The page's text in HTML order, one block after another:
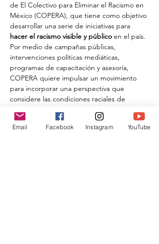
de El Colectivo para Eliminar el Racismo en
México (COPERA), que tiene como objetivo
desarrollar una serie de iniciativas para
hacer el racismo visible y público en el país.
Por medio de campañas públicas,
intervenciones políticas mediáticas,
programas de capacitación y asesoría,
COPERA quiere impulsar un movimiento
para incorporar una perspectiva que
considere las condiciones raciales de
sociedad mexicana para impulsar un
feminismo anti-racista  y anti-opresivo.
Email Facebook Instagram YouTube